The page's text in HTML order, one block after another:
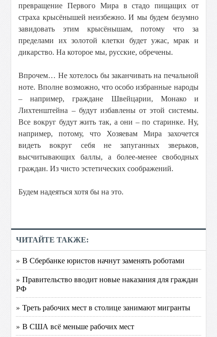
превращение Первого Мира в стадо пищащих от
страха крысёнышей неизбежно. И мы будем безумно
завидовать этим крысёнышам, потому что за
пределами их золотой клетки будет ужас, мрак и
дикарство. На которое мы, русские, обречены.
Впрочем… Не хотелось бы заканчивать на печальной
ноте. Вполне возможно, что особо избранные народы
– например, граждане Швейцарии, Монако и
Лихтенштейна – будут избавлены от этой системы.
Все вокруг будут жить так, а они – по старинке. Ну,
например, потому, что Хозяевам Мира захочется
видеть вокруг себя не запуганных зверьков,
высчитывающих баллы, а более-менее свободных
граждан. Из чисто эстетических соображений.
Будем надеяться хотя бы на это.
ЧИТАЙТЕ ТАКЖЕ:
» В Сбербанке юристов начнут заменять роботами
» Правительство вводит новые наказания для граждан
РФ
» Треть рабочих мест в столице занимают мигранты
» В США всё меньше рабочих мест